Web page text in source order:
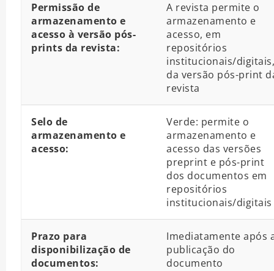
Permissão de
armazenamento e
acesso à versão pós-
prints da revista:
A revista permite o
armazenamento e
acesso, em
repositórios
institucionais/digitais,
da versão pós-print
revista
Selo de
armazenamento e
acesso:
Verde: permite o
armazenamento e
acesso das versões
preprint e pós-print
dos documentos em
repositórios
institucionais/digitais
Prazo para
disponibilização de
documentos:
Imediatamente após
publicação do
documento